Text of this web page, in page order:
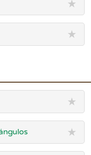
★
★
★
★